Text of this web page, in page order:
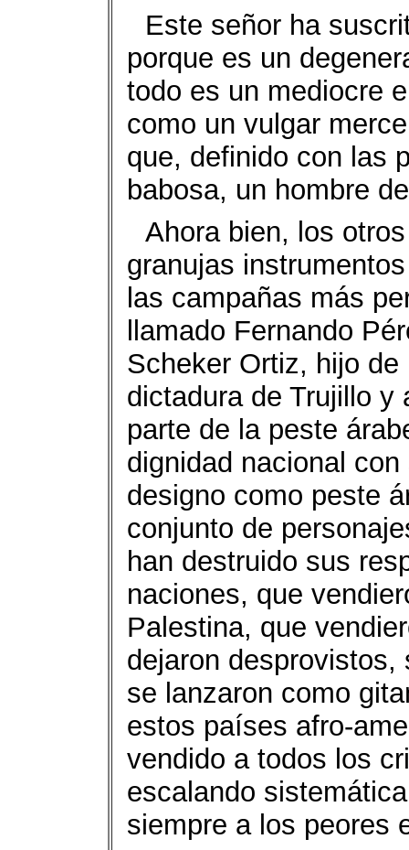
Este señor ha
porque es un
todo es un mediocre
como un vulgar
que, definido con las
babosa, un hombre
Ahora bien, los
granujas
las campañas más
llamado Fernando
Scheker Ortiz, hijo
dictadura de Trujillo
parte de la peste
dignidad nacional
designo como peste
conjunto de
han destruido sus
naciones, que
Palestina, que
dejaron
se lanzaron como
estos países afro-
vendido a todos los
escalando
siempre a los peores